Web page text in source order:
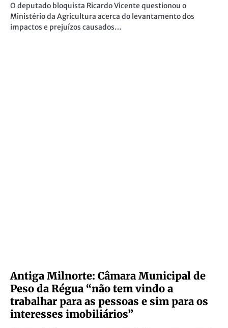
O deputado bloquista Ricardo Vicente questionou o
Ministério da Agricultura acerca do levantamento dos
impactos e prejuízos causados…
Antiga Milnorte: Câmara Municipal de
Peso da Régua “não tem vindo a
trabalhar para as pessoas e sim para os
interesses imobiliários”